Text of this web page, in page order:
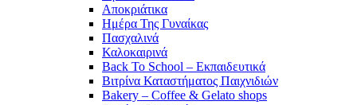
Αποκριάτικα
Ημέρα Της Γυναίκας
Πασχαλινά
Καλοκαιρινά
Back To School – Εκπαιδευτικά
Βιτρίνα Καταστήματος Παιχνιδιών
Bakery – Coffee & Gelato shops